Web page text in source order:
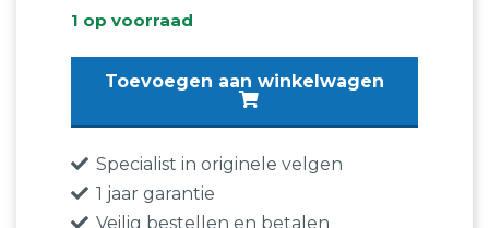
€1.999,00.
€980,00.
1 op voorraad
Originele
A6
4K
4K0601025H
19
Toevoegen aan winkelwagen
Specialist in originele velgen
1 jaar garantie
Veilig bestellen en betalen